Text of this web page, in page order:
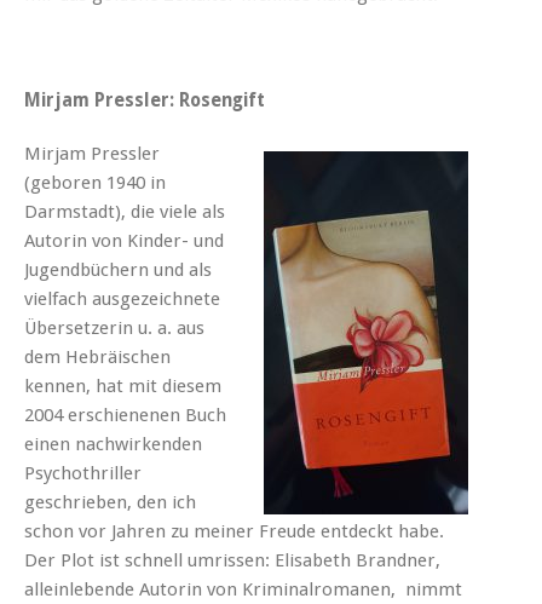
Mirjam Pressler: Rosengift
Mirjam Pressler
(geboren 1940 in
Darmstadt), die viele als
Autorin von Kinder- und
Jugendbüchern und als
vielfach ausgezeichnete
Übersetzerin u. a. aus
dem Hebräischen
kennen, hat mit diesem
2004 erschienenen Buch
einen nachwirkenden
Psychothriller
geschrieben, den ich
schon vor Jahren zu meiner Freude entdeckt habe.
Der Plot ist schnell umrissen: Elisabeth Brandner,
alleinlebende Autorin von Kriminalromanen, nimmt